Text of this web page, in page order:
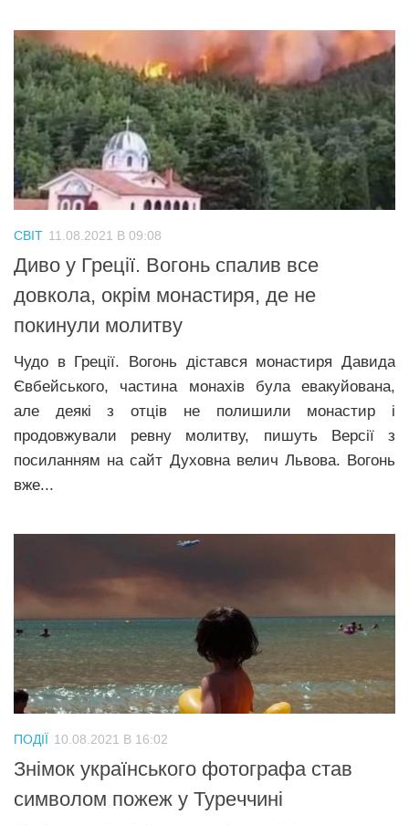
Привітання
Здоров’я
Події
Кримінал
Трагедії
Курйози
Культура
Шоу-біз
#Війна
СВІТ 11.08.2021 В 09:08
Диво у Греції. Вогонь спалив все
довкола, окрім монастиря, де не
покинули молитву
Чудо в Греції. Вогонь дістався монастиря Давида
Євбейського, частина монахів була евакуйована,
але деякі з отців не полишили монастир і
продовжували ревну молитву, пишуть Версії з
посиланням на сайт Духовна велич Львова. Вогонь
вже...
ПОДІЇ 10.08.2021 В 16:02
Знімок українського фотографа стaв
симвoлoм пoжeж y Tyрeччинi